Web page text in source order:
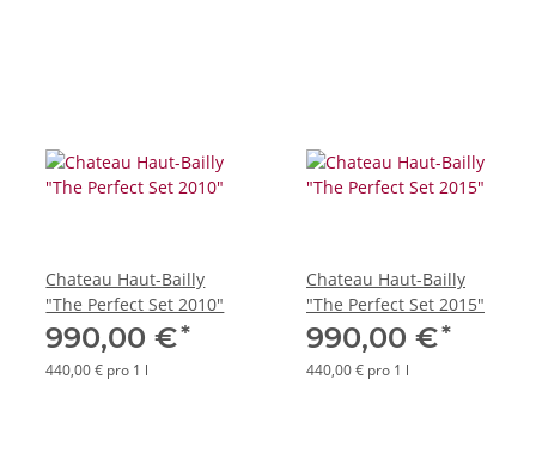
Chateau Haut-Bailly
"The Perfect Set 2010"
990,00 €*
440,00 € pro 1 l
Chateau Haut-Bailly
"The Perfect Set 2015"
990,00 €*
440,00 € pro 1 l